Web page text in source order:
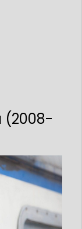
(2008-